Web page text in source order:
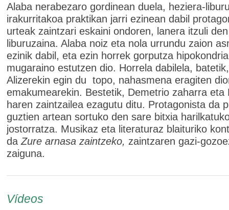
Alaba nerabezaro gordinean duela, heziera-
irakurritakoa praktikan jarri ezinean dabil
urteak zaintzari eskaini ondoren, lanera itzuli den
liburuzaina. Alaba noiz eta nola urrundu zaion
ezinik dabil, eta ezin horrek gorputza
mugaraino estutzen dio. Horrela dabilela, batetik,
Alizerekin egin du topo, nahasmena eragiten
emakumearekin. Bestetik, Demetrio zaharra eta
haren zaintzailea ezagutu ditu. Protagonista da
guztien artean sortuko den sare bitxia
jostorratza. Musikaz eta literaturaz blaituriko
da Zure arnasa zaintzeko, zaintzaren gazi-
zaiguna.
Vídeos